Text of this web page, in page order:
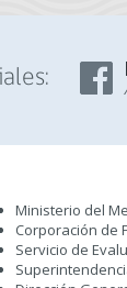
Ministerio del
Corporación de
Servicio de